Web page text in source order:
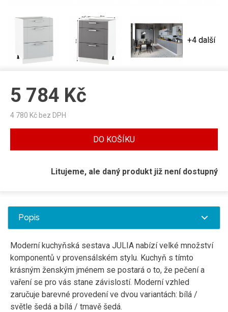
+4 další
5 784 Kč
4 780 Kč bez DPH
DO KOŠÍKU
Litujeme, ale daný produkt již není dostupný
Popis
Moderní kuchyňská sestava JULIA nabízí velké množství
komponentů v provensálském stylu. Kuchyň s tímto
krásným ženským jménem se postará o to, že pečení a
vaření se pro vás stane závislostí. Moderní vzhled
zaručuje barevné provedení ve dvou variantách: bílá /
světle šedá a bílá / tmavě šedá.